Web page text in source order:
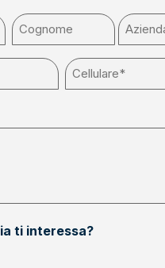
ti interessa?